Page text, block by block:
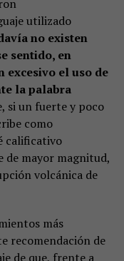
utilizado
no existen
sentido, en
excesivo el uso de
la palabra
si un fuerte y poco
como
calificativo
de mayor magnitud,
volcánica de
más
recomendación de
de que, frente a